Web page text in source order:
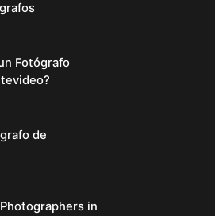
Fotógrafo
de
in